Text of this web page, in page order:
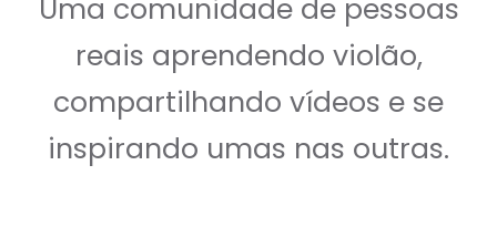
Uma comunidade de pessoas
reais aprendendo violão,
compartilhando vídeos e se
inspirando umas nas outras.